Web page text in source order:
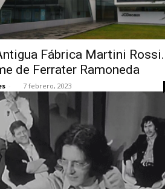
Fábrica Martini Rossi.
de Ferrater Ramoneda
- 7 febrero, 2023